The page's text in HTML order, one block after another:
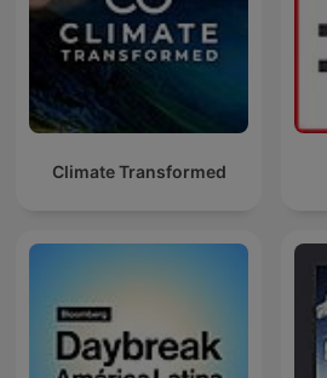
Climate Transformed